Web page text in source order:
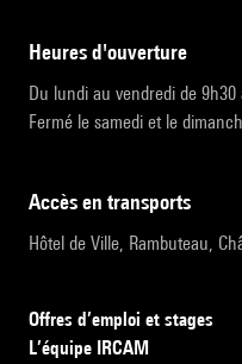
heures d'ouverture
Du lundi au vendredi de 9h30
Fermé le samedi et le
accès en transports
Hôtel de Ville, Rambuteau,
Offres d’emploi et stages
L’équipe IRCAM